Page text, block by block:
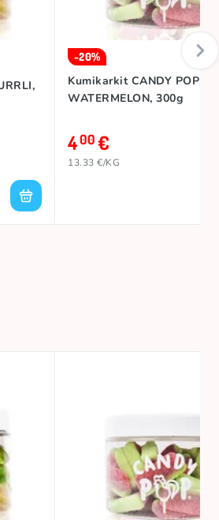
-20%
Kumikarkit CANDY POP
WATERMELON, 300g
400€
13.33 €/KG